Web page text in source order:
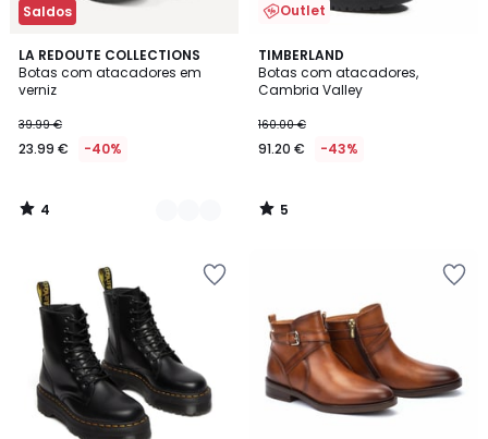
Saldos
LA REDOUTE COLLECTIONS
Botas com atacadores em
verniz
39.99 €
23.99 € -40%
4
/
5
3
Cores
4
/
Outlet
TIMBERLAND
Botas com atacadores,
Cambria Valley
160.00 €
91.20 € -43%
5
/
5
5
/